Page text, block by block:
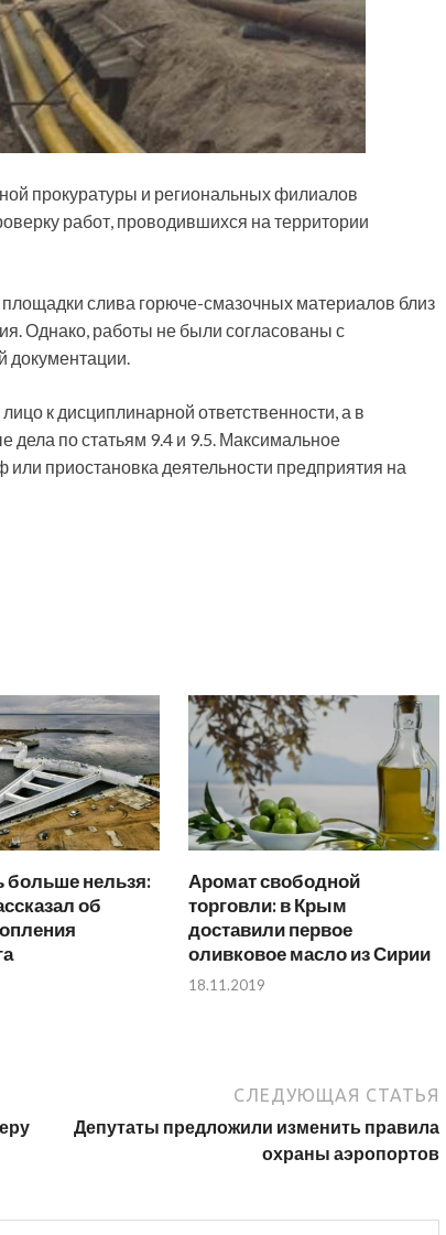
прокуратуры и региональных филиалов
работ, проводившихся на территории
слива горюче-смазочных материалов близ
Однако, работы не были согласованы с
документации.
к дисциплинарной ответственности, а в
по статьям 9.4 и 9.5. Максимальное
приостановка деятельности предприятия на
нельзя:
об
Аромат свободной
торговли: в Крым
доставили первое
оливковое масло из Сирии
18.11.2019
СЛЕДУЮЩАЯ СТАТЬЯ
Депутаты предложили изменить правила
охраны аэропортов